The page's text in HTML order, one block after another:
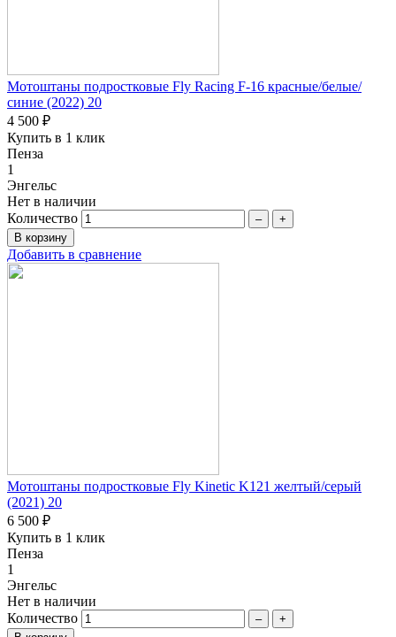
Мотоштаны подростковые Fly Racing F-16 красные/белые/
синие (2022) 20
4 500 ₽
Купить в 1 клик
Пенза
1
Энгельс
Нет в наличии
Количество
– +
Добавить в сравнение
Мотоштаны подростковые Fly Kinetic K121 желтый/серый
(2021) 20
6 500 ₽
Купить в 1 клик
Пенза
1
Энгельс
Нет в наличии
Количество
– +